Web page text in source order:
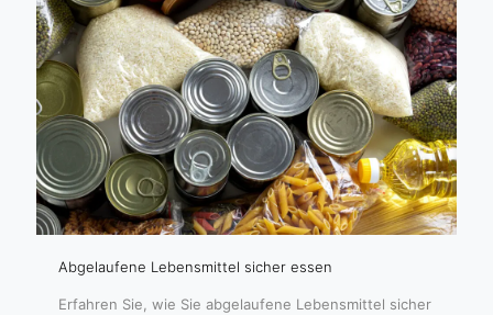
Abgelaufene Lebensmittel sicher essen
Erfahren Sie, wie Sie abgelaufene Lebensmittel sicher